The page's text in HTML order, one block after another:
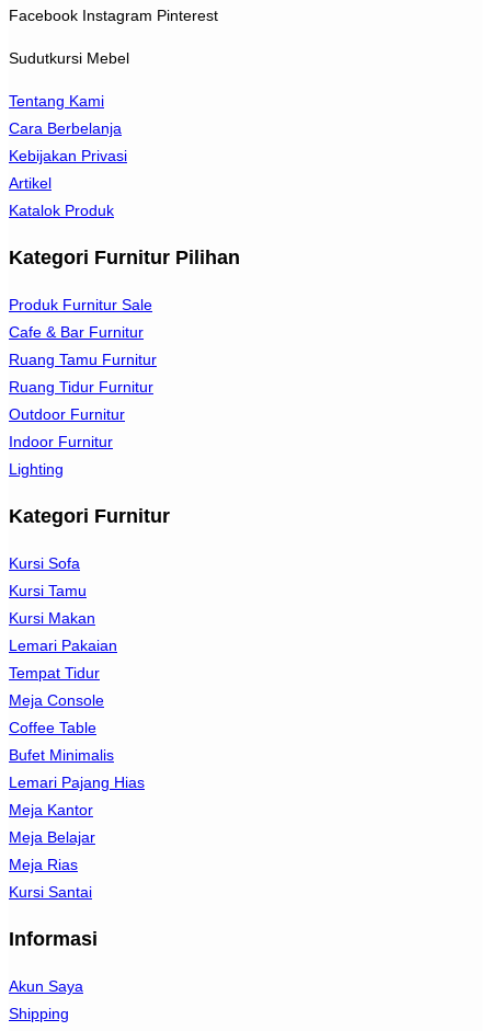
Facebook Instagram Pinterest
Sudutkursi Mebel
Tentang Kami
Cara Berbelanja
Kebijakan Privasi
Artikel
Katalok Produk
Kategori Furnitur Pilihan
Produk Furnitur Sale
Cafe & Bar Furnitur
Ruang Tamu Furnitur
Ruang Tidur Furnitur
Outdoor Furnitur
Indoor Furnitur
Lighting
Kategori Furnitur
Kursi Sofa
Kursi Tamu
Kursi Makan
Lemari Pakaian
Tempat Tidur
Meja Console
Coffee Table
Bufet Minimalis
Lemari Pajang Hias
Meja Kantor
Meja Belajar
Meja Rias
Kursi Santai
Informasi
Akun Saya
Shipping